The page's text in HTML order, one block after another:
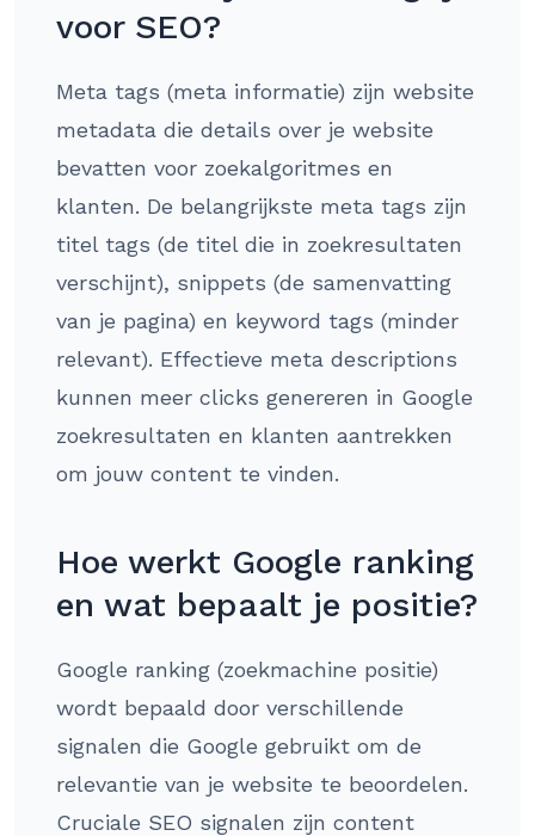
voor SEO?
Meta tags (meta informatie) zijn website
metadata die details over je website
bevatten voor zoekalgoritmes en
klanten. De belangrijkste meta tags zijn
titel tags (de titel die in zoekresultaten
verschijnt), snippets (de samenvatting
van je pagina) en keyword tags (minder
relevant). Effectieve meta descriptions
kunnen meer clicks genereren in Google
zoekresultaten en klanten aantrekken
om jouw content te vinden.
Hoe werkt Google ranking
en wat bepaalt je positie?
Google ranking (zoekmachine positie)
wordt bepaald door verschillende
signalen die Google gebruikt om de
relevantie van je website te beoordelen.
Cruciale SEO signalen zijn content